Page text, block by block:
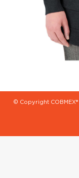
© Copyright COBMEX®